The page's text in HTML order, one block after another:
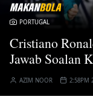
PORTUGAL
Cristiano
Jawab Soalan
AZIM NOOR 2:58PM